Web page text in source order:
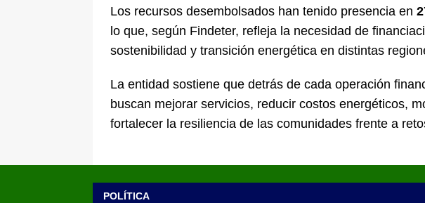
Los recursos desembolsados han tenido presencia en
lo que, según Findeter, refleja la necesidad de
sostenibilidad y transición energética en distintas
La entidad sostiene que detrás de cada operación
buscan mejorar servicios, reducir costos energéticos,
fortalecer la resiliencia de las comunidades frente a
POLÍTICA